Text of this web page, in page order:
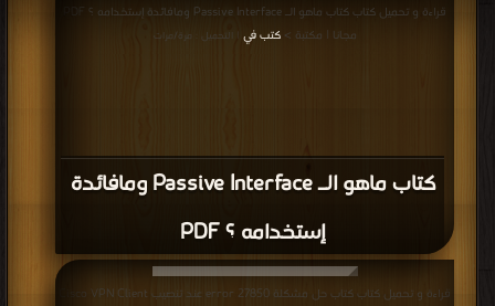
كتاب ماهو الـ Passive Interface ومافائدة
إستخدامه ؟ PDF
مجانا | مكتبة >كتب في | التحميل : مرة/مرات
قراءة و تحميل كتاب كتاب حل مشكلة error 27850 عند تنصيب Cisco VPN Client